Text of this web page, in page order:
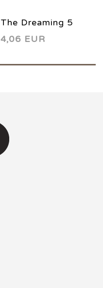
The Dreaming 5
1996
4,06 EUR